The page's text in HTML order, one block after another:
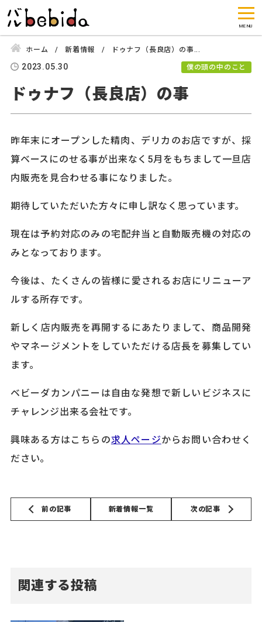
ホーム 新着情報 ドゥナフ（長良店）の事...
2023.05.30 僕の頭の中のこと
ドゥナフ（長良店）の事
昨年末にオープンした精肉、デリカのお店ですが、採
算ベースにのせる事が出来なく5月をもちまして一旦店
内販売を見合わせる事になりました。
期待していただいた方々に申し訳なく思っています。
現在は予約対応のみの宅配弁当と自動販売機の対応の
みとなっております。
今後は、たくさんの皆様に愛されるお店にリニューア
ルする所存です。
新しく店内販売を再開するにあたりまして、商品開発
やマネージメントをしていただける店長を募集してい
ます。
ベビーダカンパニーは自由な発想で新しいビジネスに
チャレンジ出来る会社です。
興味ある方はこちらの求人ページからお問い合わせく
ださい。
前の記事 次の記事
新着情報一覧
関連する投稿